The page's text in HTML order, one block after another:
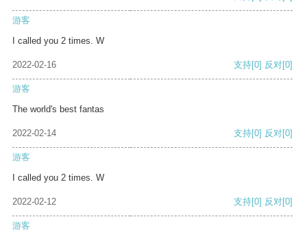
游客
I called you 2 times. W
2022-02-16 支持[0] 反对[0]
游客
The world's best fantas
2022-02-14 支持[0] 反对[0]
游客
I called you 2 times. W
2022-02-12 支持[0] 反对[0]
游客